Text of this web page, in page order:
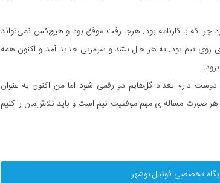
که با کارنامه بود. هرجا رفت موفق بود و هیچ‌کس نمی‌تواند
روی تیم بود. به هر حال نشد و سرمربی جدید آمد و اکنون همه
دارم تعداد گل‌هایم دو رقمی شود اما من اکنون به عنوان
صورت مساله ی مهم موفقیت تیم است و باید تلاش‌مان را کنیم
تخصصی فوتبال بوشهر